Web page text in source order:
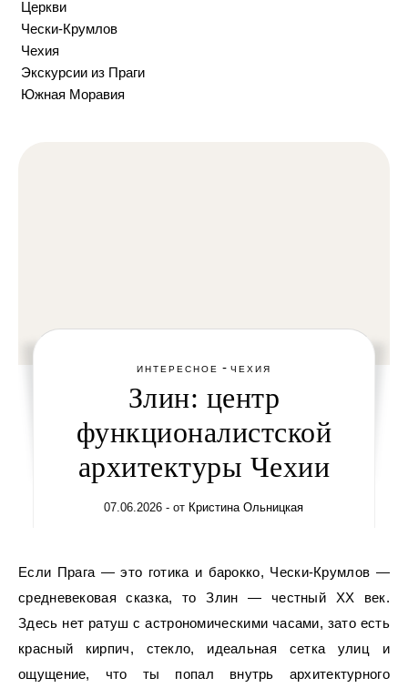
Церкви
Чески-Крумлов
Чехия
Экскурсии из Праги
Южная Моравия
ИНТЕРЕСНОЕ - ЧЕХИЯ
Злин: центр
функционалистской
архитектуры Чехии
07.06.2026 - от Кристина Ольницкая
Если Прага — это готика и барокко, Чески-Крумлов —
средневековая сказка, то Злин — честный XX век.
Здесь нет ратуш с астрономическими часами, зато есть
красный кирпич, стекло, идеальная сетка улиц и
ощущение, что ты попал внутрь архитектурного